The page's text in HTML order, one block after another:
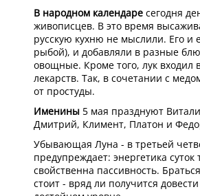
В народном календаре сегодня
живописцев. В это время
русскую кухню не мыслили. Его и
рыбой), и добавляли в разные
овощные. Кроме того, лук входил
лекарств. Так, в сочетании с
от простуды.
Именины 5 мая празднуют
Дмитрий, Климент, Платон и
Убывающая Луна - в третьей
предупреждает: энергетика суток
свойственна пассивность.
стоит - вряд ли получится